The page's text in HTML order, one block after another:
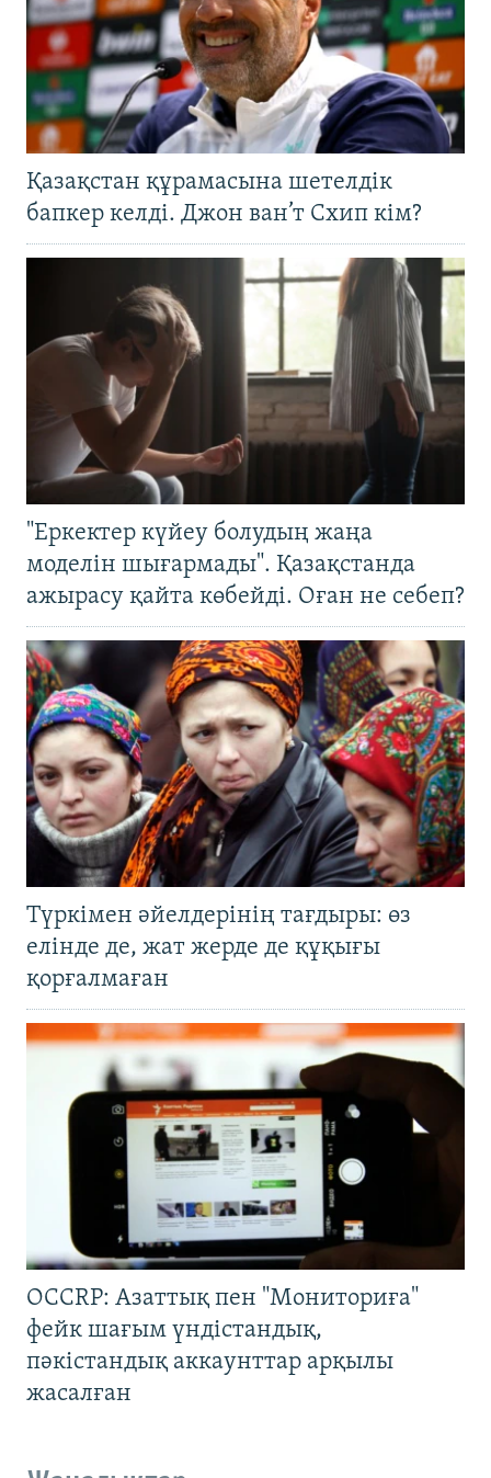
Қазақстан құрамасына шетелдік
бапкер келді. Джон ван’т Схип кім?
"Еркектер күйеу болудың жаңа
моделін шығармады". Қазақстанда
ажырасу қайта көбейді. Оған не себеп?
Түркімен әйелдерінің тағдыры: өз
елінде де, жат жерде де құқығы
қорғалмаған
OCCRP: Азаттық пен "Мониториға"
фейк шағым үндістандық,
пәкістандық аккаунттар арқылы
жасалған